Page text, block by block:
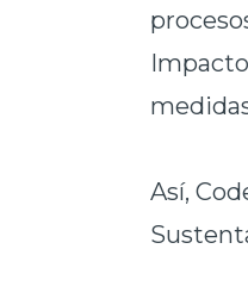
Así,